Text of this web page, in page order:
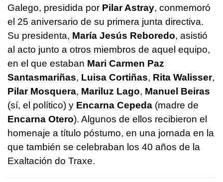
Galego, presidida por Pilar Astray, conmemoró
el 25 aniversario de su primera junta directiva.
Su presidenta, María Jesús Reboredo, asistió
al acto junto a otros miembros de aquel equipo,
en el que estaban Mari Carmen Paz
Santasmariñas, Luisa Cortiñas, Rita Walisser,
Pilar Mosquera, Mariluz Lago, Manuel Beiras
(sí, el político) y Encarna Cepeda (madre de
Encarna Otero). Algunos de ellos recibieron el
homenaje a título póstumo, en una jornada en la
que también se celebraban los 40 años de la
Exaltación do Traxe.